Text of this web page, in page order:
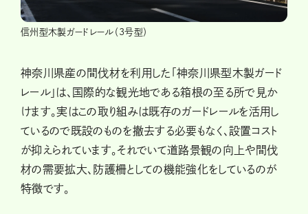
信州型木製ガードレール（3号型）
神奈川県産の間伐材を利用した「神奈川県型木製ガード
レール」は、国際的な観光地である箱根の至る所で見か
けます。実はこの取り組みは既存のガードレールを活用し
ているので既設のものを撤去する必要もなく、設置コスト
が抑えられています。それでいて道路景観の向上や間伐
材の需要拡大、防護柵としての機能強化をしているのが
特徴です。